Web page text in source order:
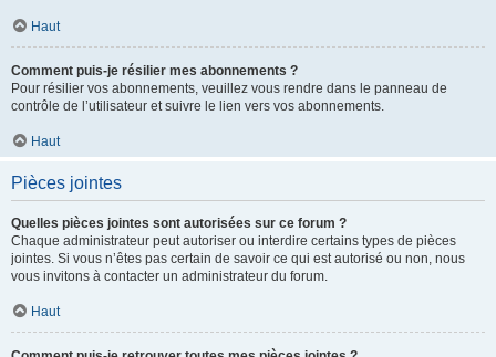
Haut
Comment puis-je résilier mes abonnements ?
Pour résilier vos abonnements, veuillez vous rendre dans le panneau de
contrôle de l’utilisateur et suivre le lien vers vos abonnements.
Haut
Pièces jointes
Quelles pièces jointes sont autorisées sur ce forum ?
Chaque administrateur peut autoriser ou interdire certains types de pièces
jointes. Si vous n’êtes pas certain de savoir ce qui est autorisé ou non, nous
vous invitons à contacter un administrateur du forum.
Haut